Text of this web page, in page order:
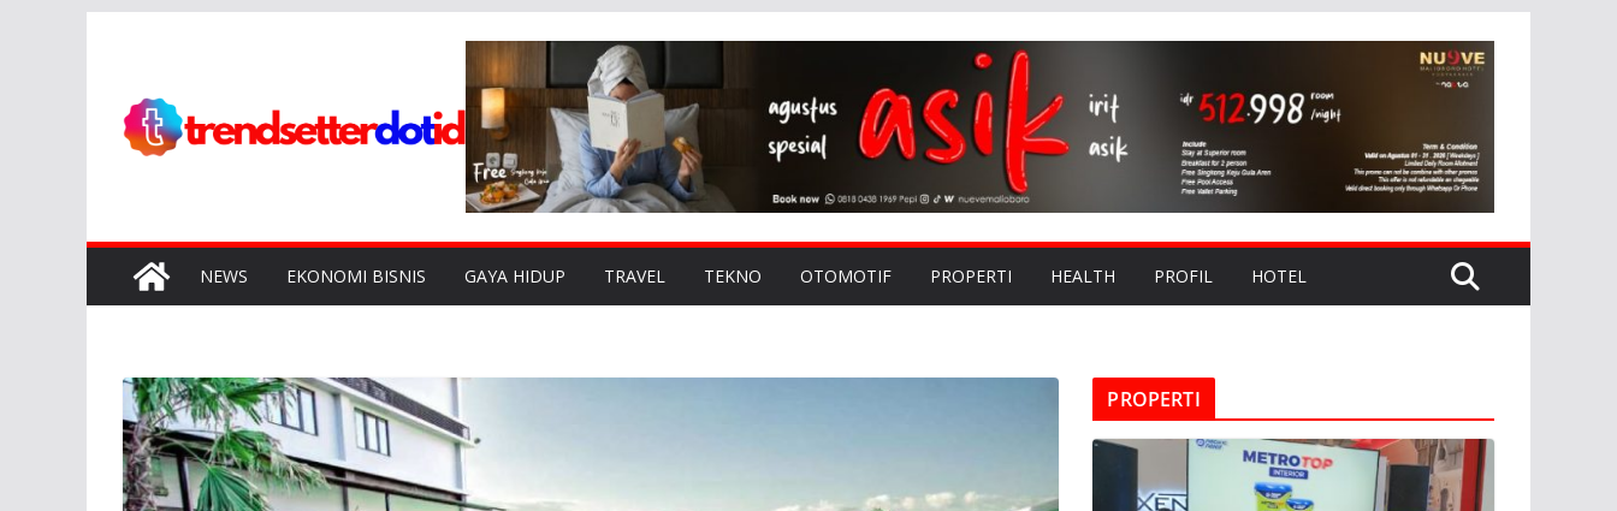
NEWS EKONOMI BISNIS GAYA HIDUP TRAVEL TEKNO OTOMOTIF PROPERTI HEALTH PROFIL HOTEL
PROPERTI